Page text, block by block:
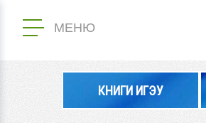
МЕНЮ
КНИГИ ИГЭУ